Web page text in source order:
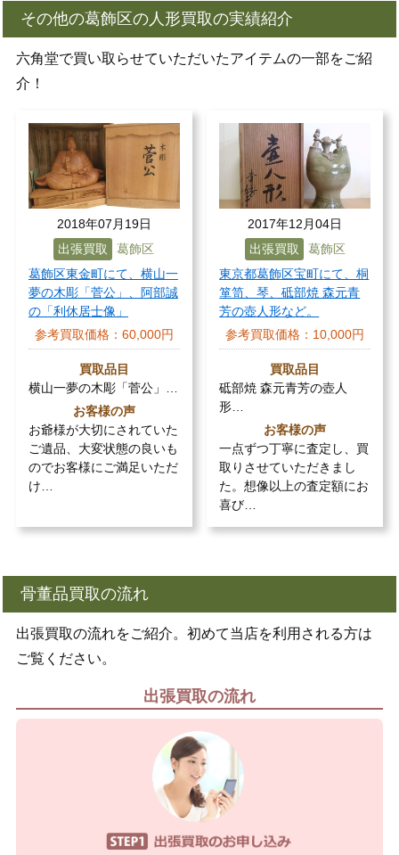
その他の葛飾区の人形買取の実績紹介
六角堂で買い取らせていただいたアイテムの一部をご紹
介！
2018年07月19日
出張買取
葛飾区
葛飾区東金町にて、横山一
夢の木彫「菅公」、阿部誠
の「利休居士像」
参考買取価格： 60,000円
買取品目
横山一夢の木彫「菅公」…
お客様の声
お爺様が大切にされていた
ご遺品、大変状態の良いも
のでお客様にご満足いただ
け…
2017年12月04日
出張買取
葛飾区
東京都葛飾区宝町にて、桐
箪笥、琴、砥部焼 森元青
芳の壺人形など。
参考買取価格： 10,000円
買取品目
砥部焼 森元青芳の壺人
形…
お客様の声
一点ずつ丁寧に査定し、買
取りさせていただきまし
た。想像以上の査定額にお
喜び…
骨董品買取の流れ
出張買取の流れをご紹介。初めて当店を利用される方は
ご覧ください。
出張買取の流れ